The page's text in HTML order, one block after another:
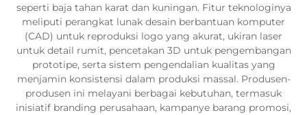
seperti baja tahan karat dan kuningan. Fitur teknologinya
meliputi perangkat lunak desain berbantuan komputer
(CAD) untuk reproduksi logo yang akurat, ukiran laser
untuk detail rumit, pencetakan 3D untuk pengembangan
prototipe, serta sistem pengendalian kualitas yang
menjamin konsistensi dalam produksi massal. Produsen-
produsen ini melayani berbagai kebutuhan, termasuk
inisiatif branding perusahaan, kampanye barang promosi,